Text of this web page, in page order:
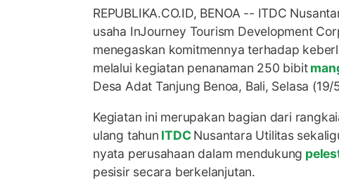
REPUBLIKA.CO.ID, BENOA -- ITDC
usaha InJourney Tourism Development
menegaskan komitmennya terhadap
melalui kegiatan penanaman 250 bibit
Desa Adat Tanjung Benoa, Bali, Selasa
Kegiatan ini merupakan bagian dari
ulang tahun ITDCNusantara Utilitas
nyata perusahaan dalam mendukung
pesisir secara berkelanjutan.